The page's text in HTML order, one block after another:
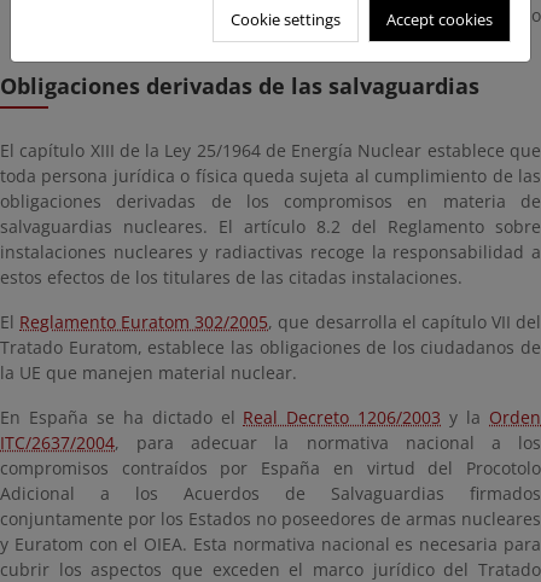
conjuntamente, han firmado el Protocolo Adicional a dicho
Obligaciones derivadas de las salvaguardias
El capítulo XIII de la Ley 25/1964 de Energía Nuclear establece que
toda persona jurídica o física queda sujeta al cumplimiento de las
obligaciones derivadas de los compromisos en materia de
salvaguardias nucleares. El artículo 8.2 del Reglamento sobre
instalaciones nucleares y radiactivas recoge la responsabilidad a
estos efectos de los titulares de las citadas instalaciones.
El Reglamento Euratom 302/2005, que desarrolla el capítulo VII del
Tratado Euratom, establece las obligaciones de los ciudadanos de
la UE que manejen material nuclear.
En España se ha dictado el Real Decreto 1206/2003 y la Orden
ITC/2637/2004, para adecuar la normativa nacional a los
compromisos contraídos por España en virtud del Procotolo
Adicional a los Acuerdos de Salvaguardias firmados
conjuntamente por los Estados no poseedores de armas nucleares
y Euratom con el OIEA. Esta normativa nacional es necesaria para
cubrir los aspectos que exceden el marco jurídico del Tratado
Cookie settings Accept cookies